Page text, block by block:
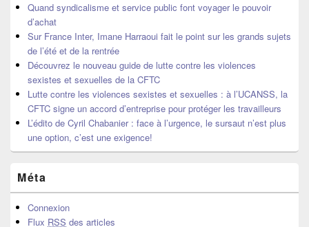
Quand syndicalisme et service public font voyager le pouvoir
d’achat
Sur France Inter, Imane Harraoui fait le point sur les grands sujets
de l’été et de la rentrée
Découvrez le nouveau guide de lutte contre les violences
sexistes et sexuelles de la CFTC
Lutte contre les violences sexistes et sexuelles : à l’UCANSS, la
CFTC signe un accord d’entreprise pour protéger les travailleurs
L’édito de Cyril Chabanier : face à l’urgence, le sursaut n’est plus
une option, c’est une exigence!
Méta
Connexion
Flux RSS des articles